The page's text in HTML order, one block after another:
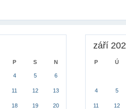
P S N
4 5 6
11 12 13
18 19 20
září
P Ú
4 5
11 12